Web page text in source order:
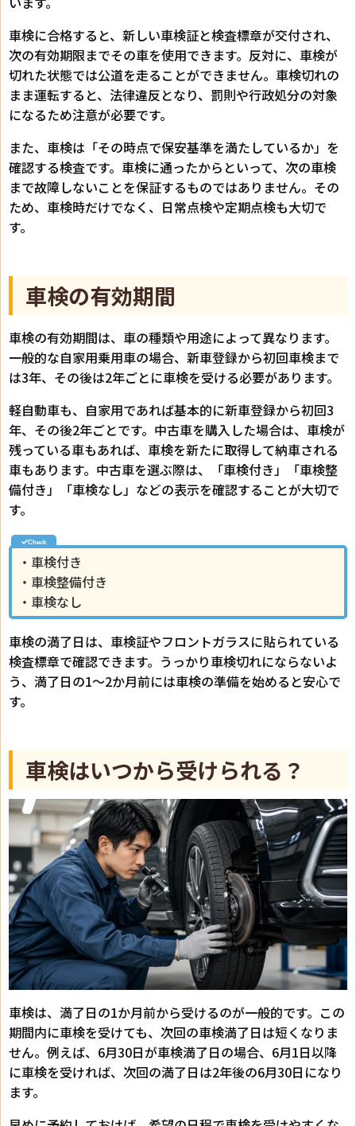
車検に合格すると、新しい車検証と検査標章が交付され、
次の有効期限までその車を使用できます。反対に、車検が
切れた状態では公道を走ることができません。車検切れの
まま運転すると、法律違反となり、罰則や行政処分の対象
になるため注意が必要です。
また、車検は「その時点で保安基準を満たしているか」を
確認する検査です。車検に通ったからといって、次の車検
まで故障しないことを保証するものではありません。その
ため、車検時だけでなく、日常点検や定期点検も大切で
す。
車検の有効期間
車検の有効期間は、車の種類や用途によって異なります。
一般的な自家用乗用車の場合、新車登録から初回車検まで
は3年、その後は2年ごとに車検を受ける必要があります。
軽自動車も、自家用であれば基本的に新車登録から初回3
年、その後2年ごとです。中古車を購入した場合は、車検が
残っている車もあれば、車検を新たに取得して納車される
車もあります。中古車を選ぶ際は、「車検付き」「車検整
備付き」「車検なし」などの表示を確認することが大切で
す。
・車検付き
・車検整備付き
・車検なし
車検の満了日は、車検証やフロントガラスに貼られている
検査標章で確認できます。うっかり車検切れにならないよ
う、満了日の1〜2か月前には車検の準備を始めると安心で
す。
車検はいつから受けられる？
車検は、満了日の1か月前から受けるのが一般的です。この
期間内に車検を受けても、次回の車検満了日は短くなりま
せん。例えば、6月30日が車検満了日の場合、6月1日以降
に車検を受ければ、次回の満了日は2年後の6月30日になり
ます。